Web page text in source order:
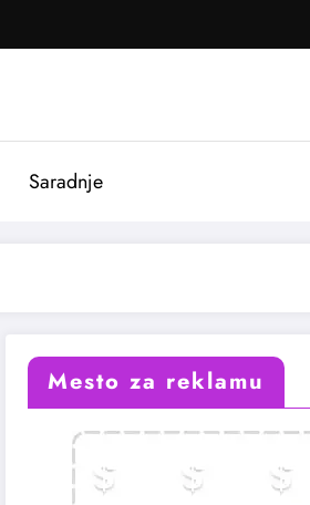
Saradnje
Mesto za reklamu